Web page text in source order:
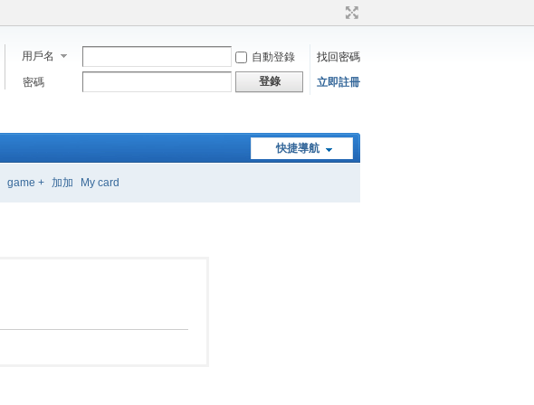
用戶名 自動登錄
找回密碼
密碼
登錄 立即註冊
快捷導航
game + 加加 My card